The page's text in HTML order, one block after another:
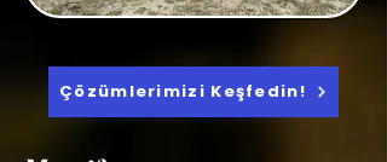
Çözümlerimizi Keşfedin!